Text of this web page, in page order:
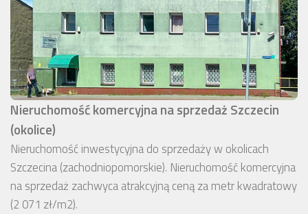
Nieruchomość komercyjna na sprzedaż Szczecin
(okolice)
Nieruchomość inwestycyjna do sprzedaży w okolicach
Szczecina (zachodniopomorskie). Nieruchomość komercyjna
na sprzedaż zachwyca atrakcyjną ceną za metr kwadratowy
(2 071 zł/m2).